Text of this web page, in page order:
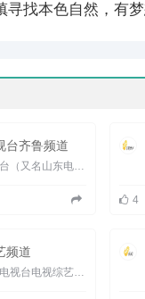
寻找本色自然，有
台齐鲁频道
齐鲁电视台（又名山东电视台齐鲁频道）是1995年1月1日开播的综合电视频道，以卫星（齐鲁频道并没上星，只是在134亚太...
4
频道
山东广播电视台电视综艺频道（频道呼号：SDTV-4）是山东广播电视台旗下的电视频道之一，开播于1995年7月1日。 1999...